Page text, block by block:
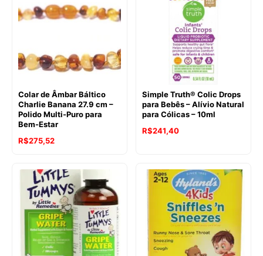
R$152,09.R$127,52.
Colar de Âmbar Báltico
Charlie Banana 27.9 cm –
Polido Multi-Puro para
Bem-Estar
R$275,52
Simple Truth® Colic Drops
para Bebês – Alívio Natural
para Cólicas – 10ml
R$241,40